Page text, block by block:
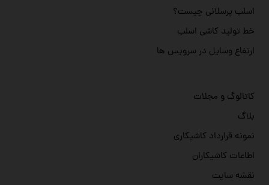
کاتالوگ و مجلات
بلاگ
نمونه قرارداد کاشیکاری
اطاعات کاشیکاران
نقشه سایت
اسلب پرسلانی چیست؟
خط تولید کاشی اسلب
ارتفاع وسایل در سرویس ها